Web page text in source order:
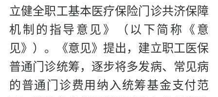
立健全职工基本医疗保险门诊共济保障
机制的指导意见》（以下简称《意
见》）。《意见》提出，建立职工医保
普通门诊统筹，逐步将多发病、常见病
的普通门诊费用纳入统筹基金支付范